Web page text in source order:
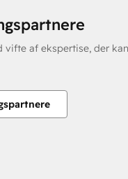
af ekspertise, der